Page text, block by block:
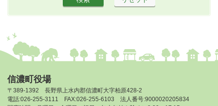
信濃町役場
〒389-1392 長野県上水内郡信濃町大字柏原428-2
電話:026-255-3111 FAX:026-255-6103 法人番号:9000020205834